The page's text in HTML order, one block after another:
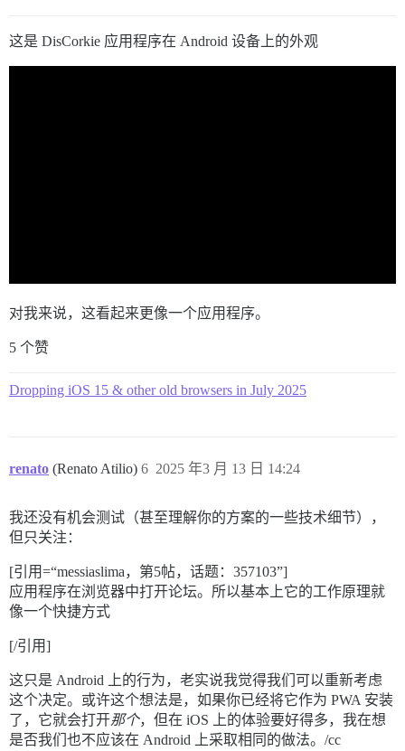
这是 DisCorkie 应用程序在 Android 设备上的外观
对我来说，这看起来更像一个应用程序。
5 个赞
Dropping iOS 15 & other old browsers in July 2025
renato (Renato Atilio) 2025 年3 月 13 日 14:24
6
我还没有机会测试（甚至理解你的方案的一些技术细节），
但只关注：
[引用=“messiaslima，第5帖，话题：357103”]
应用程序在浏览器中打开论坛。所以基本上它的工作原理就
像一个快捷方式
[/引用]
这只是 Android 上的行为，老实说我觉得我们可以重新考虑
这个决定。或许这个想法是，如果你已经将它作为 PWA 安装
了，它就会打开那个，但在 iOS 上的体验要好得多，我在想
是否我们也不应该在 Android 上采取相同的做法。/cc